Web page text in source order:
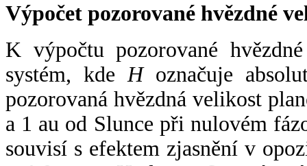
Výpočet pozorované hvězdné
K výpočtu pozorované
systém, kde Hoznačuje
pozorovaná hvězdná velikost
a 1 au od Slunce při nulovém
souvisí s efektem zjasnění v